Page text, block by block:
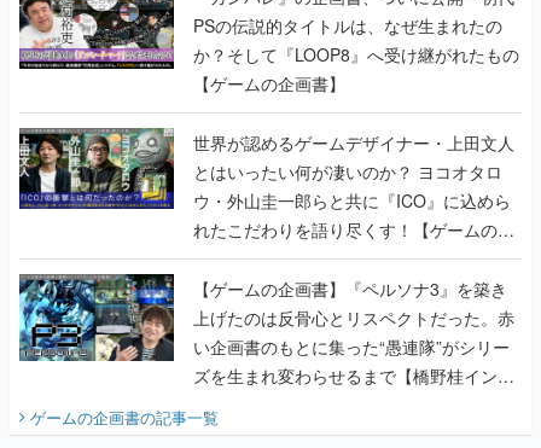
PSの伝説的タイトルは、なぜ生まれたの
か？そして『LOOP8』へ受け継がれたもの
【ゲームの企画書】
世界が認めるゲームデザイナー・上田文人
とはいったい何が凄いのか？ ヨコオタロ
ウ・外山圭一郎らと共に『ICO』に込めら
れたこだわりを語り尽くす！【ゲームの企
画書】
【ゲームの企画書】『ペルソナ3』を築き
上げたのは反骨心とリスペクトだった。赤
い企画書のもとに集った“愚連隊”がシリー
ズを生まれ変わらせるまで【橋野桂インタ
ビュー】
ゲームの企画書の記事一覧